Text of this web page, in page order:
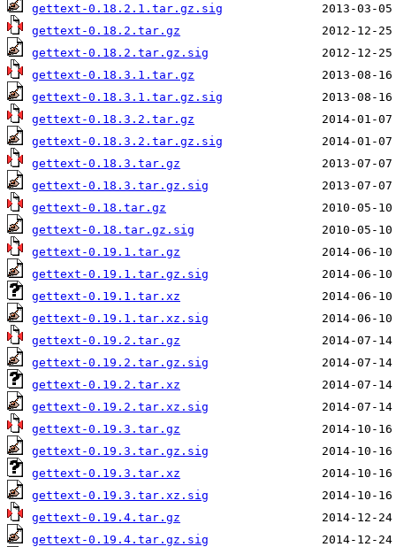
gettext-0.18.2.1.tar.gz.sig
gettext-0.18.2.tar.gz
gettext-0.18.2.tar.gz.sig
gettext-0.18.3.1.tar.gz
gettext-0.18.3.1.tar.gz.sig
gettext-0.18.3.2.tar.gz
gettext-0.18.3.2.tar.gz.sig
gettext-0.18.3.tar.gz
gettext-0.18.3.tar.gz.sig
gettext-0.18.tar.gz
gettext-0.18.tar.gz.sig
gettext-0.19.1.tar.gz
gettext-0.19.1.tar.gz.sig
gettext-0.19.1.tar.xz
gettext-0.19.1.tar.xz.sig
gettext-0.19.2.tar.gz
gettext-0.19.2.tar.gz.sig
gettext-0.19.2.tar.xz
gettext-0.19.2.tar.xz.sig
gettext-0.19.3.tar.gz
gettext-0.19.3.tar.gz.sig
gettext-0.19.3.tar.xz
gettext-0.19.3.tar.xz.sig
gettext-0.19.4.tar.gz
gettext-0.19.4.tar.gz.sig